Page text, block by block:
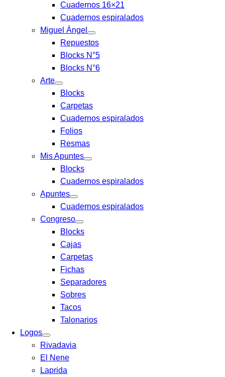
Cuadernos 16×21
Cuadernos espiralados
Miguel Ángel
Repuestos
Blocks N°5
Blocks N°6
Arte
Blocks
Carpetas
Cuadernos espiralados
Folios
Resmas
Mis Apuntes
Blocks
Cuadernos espiralados
Apuntes
Cuadernos espiralados
Congreso
Blocks
Cajas
Carpetas
Fichas
Separadores
Sobres
Tacos
Talonarios
Logos
Rivadavia
El Nene
Laprida